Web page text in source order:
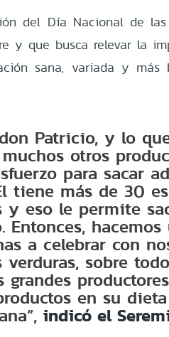
del Día Nacional de
y que busca relevar la
sana, variada y más
Patricio, y lo
otros
para sacar
tiene más de 30
y eso le permite
hacemos
a celebrar con
sobre
en su
indicó el